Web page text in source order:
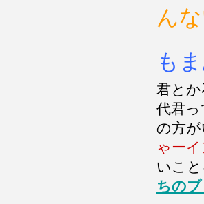
ん
も
君と
代君
の方
ゃー
いこ
ちの